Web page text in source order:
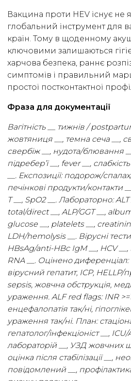
Вакцина проти HEV існує не
глобальний інструмент для
країн. Тому в щоденному
ключовими залишаються
харчова безпека, раннє
симптомів і правильний
простої постконтактної
Фраза для документації
Вагітність __ тижнів /
жовтяниця __, темна сеча __,
свербіж __, нудота/блювання
підребер’ї __, fever __,
__. Експозиції: подорож/
печінкові продукти/контакти
T __, SpO2 __. Лабораторно:
total/direct __, ALP/GGT __,
glucose __, platelets __,
LDH/hemolysis __. Вірусні
HBsAg/anti-HBc IgM __, HCV
RNA __. Оцінено
вірусний гепатит, ICP, HELLP/
sepsis, жовчна обструкція,
ураження. ALF red flags: INR
енцефалопатія так/ні,
ураження так/ні. План:
гепатолог/інфекціоніст __,
лабораторій __, УЗД жовчних
оцінка після стабілізації __,
повідомлений __,